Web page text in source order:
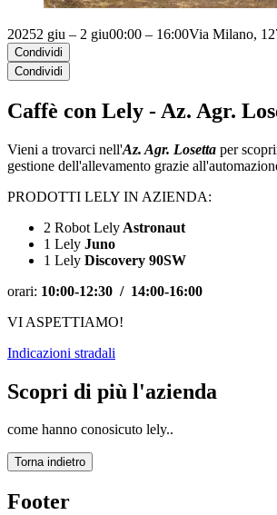
20252 giu – 2 giu00:00 – 16:00Via Milano,
Condividi
Condividi
Caffè con Lely - Az. Agr.
Vieni a trovarci nell'Az. Agr. Losetta per
gestione dell'allevamento grazie
PRODOTTI LELY IN AZIENDA:
2 Robot Lely Astronaut
1 Lely Juno
1 Lely Discovery 90SW
orari: 10:00-12:30 / 14:00-16:00
VI ASPETTIAMO!
Indicazioni stradali
Scopri di più l'azienda
come hanno conosicuto lely..
Torna indietro
Footer